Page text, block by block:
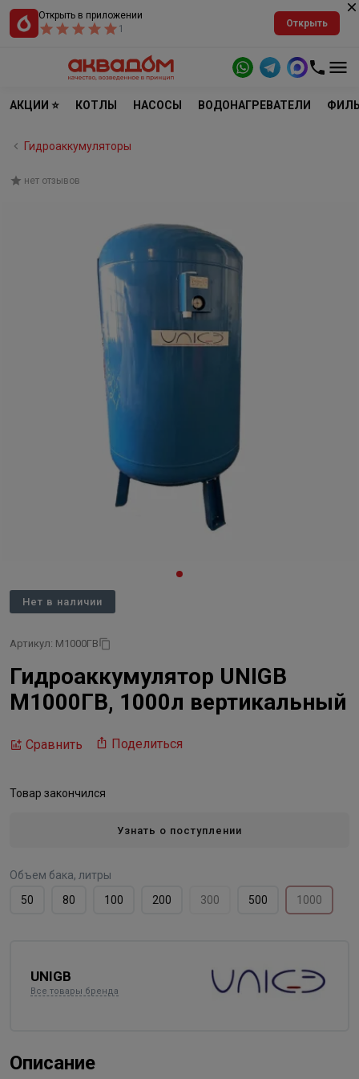
Открыть в приложении
1
Открыть
АКЦИИ ⭐ КОТЛЫ НАСОСЫ ВОДОНАГРЕВАТЕЛИ
Гидроаккумуляторы
нет отзывов
Нет в наличии
Артикул: М1000ГВ
Гидроаккумулятор UNIGB
М1000ГВ, 1000л вертикальный
Сравнить Поделиться
Товар закончился
Узнать о поступлении
Объем бака, литры
50
80 100 200 300 500 1000
UNIGB
Все товары бренда
Описание